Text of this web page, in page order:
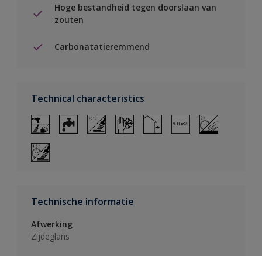
Hoge bestandheid tegen doorslaan van
zouten
Carbonatatieremmend
Technical characteristics
Technische informatie
Afwerking
Zijdeglans